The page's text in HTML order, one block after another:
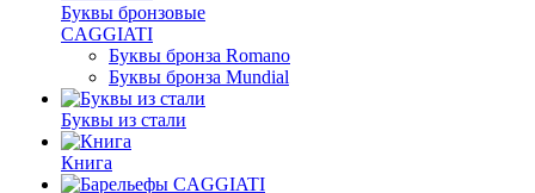
Буквы бронзовые
CAGGIATI
Буквы бронза Romano
Буквы бронза Mundial
Буквы из стали
Книга